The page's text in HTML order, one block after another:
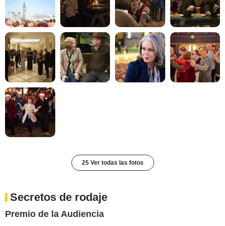
25 Ver todas las fotos
Secretos de rodaje
Premio de la Audiencia